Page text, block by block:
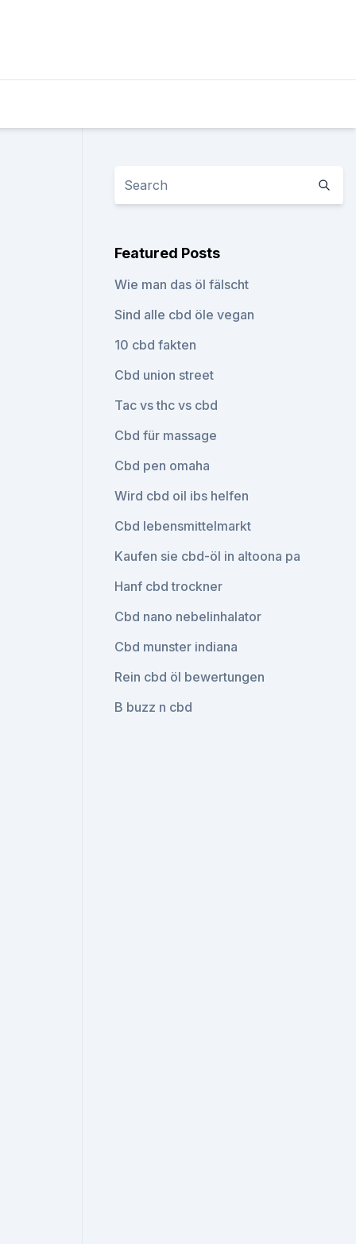
Featured Posts
Wie man das öl fälscht
Sind alle cbd öle vegan
10 cbd fakten
Cbd union street
Tac vs thc vs cbd
Cbd für massage
Cbd pen omaha
Wird cbd oil ibs helfen
Cbd lebensmittelmarkt
Kaufen sie cbd-öl in altoona pa
Hanf cbd trockner
Cbd nano nebelinhalator
Cbd munster indiana
Rein cbd öl bewertungen
B buzz n cbd